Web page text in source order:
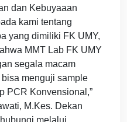
dan Kebuyaaan
kami tentang
yang dimiliki FK UMY,
MMT Lab FK UMY
segala macam
menguji sample
PCR Konvensional,”
M.Kes. Dekan